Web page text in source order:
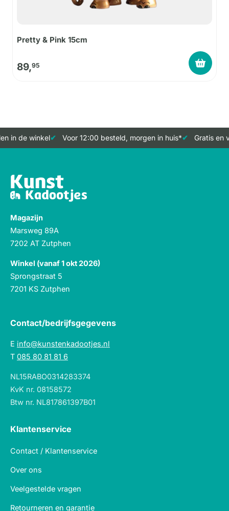
Pretty & Pink 15cm
89,95
in de winkel Voor 12:00 besteld, morgen in huis* Gratis en
Magazijn
Marsweg 89A
7202 AT Zutphen
Winkel (vanaf 1 okt 2026)
Sprongstraat 5
7201 KS Zutphen
Contact/bedrijfsgegevens
E info@kunstenkadootjes.nl
T 085 80 81 81 6
NL15RABO0314283374
KvK nr. 08158572
Btw nr. NL817861397B01
Klantenservice
Contact / Klantenservice
Over ons
Veelgestelde vragen
Retourneren en garantie